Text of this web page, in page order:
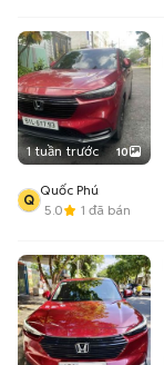
1 tuần trước 10
Q
Quốc Phú
5.0
1 đã bán